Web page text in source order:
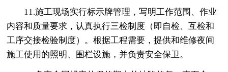
11.施工现场实行标示牌管理，写明工作范围、作业
内容和质量要求，认真执行三检制度（即自检、互检和
工序交接检验制度）。根据工程需要，提供和维修夜间
施工使用的照明、围栏设施，并负责安全保卫。